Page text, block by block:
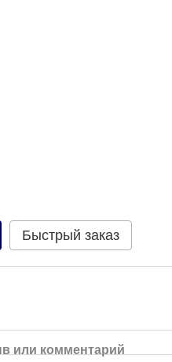
Быстрый заказ
или комментарий